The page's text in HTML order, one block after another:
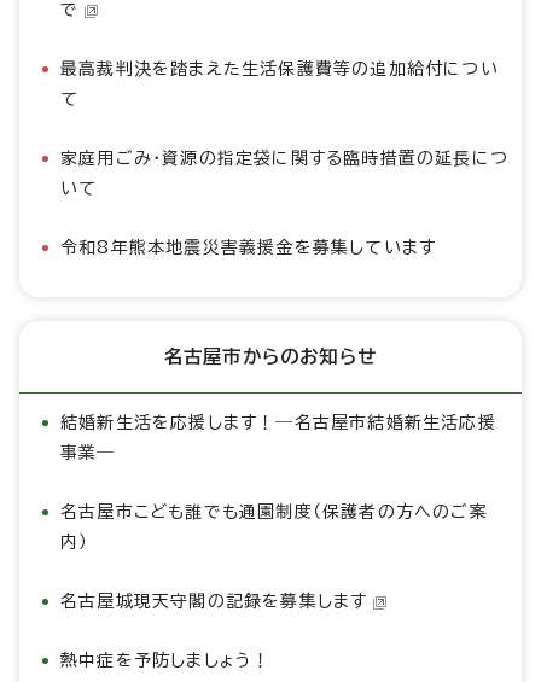
で
最高裁判決を踏まえた生活保護費等の追加給付につい
て
家庭用ごみ・資源の指定袋に関する臨時措置の延長につ
いて
令和8年熊本地震災害義援金を募集しています
名古屋市からのお知らせ
結婚新生活を応援します！―名古屋市結婚新生活応援
事業―
名古屋市こども誰でも通園制度（保護者の方へのご案
内）
名古屋城現天守閣の記録を募集します
熱中症を予防しましょう！